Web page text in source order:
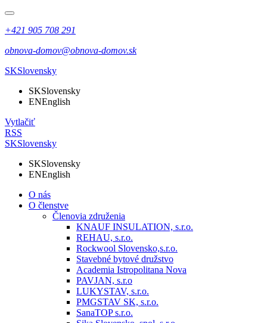
+421 905 708 291
obnova-domov@obnova-domov.sk
SKSlovensky
SKSlovensky
ENEnglish
Vytlačiť
RSS
SKSlovensky
SKSlovensky
ENEnglish
O nás
O členstve
Členovia združenia
KNAUF INSULATION, s.r.o.
REHAU, s.r.o.
Rockwool Slovensko,s.r.o.
Stavebné bytové družstvo
Academia Istropolitana Nova
PAVJAN, s.r.o
LUKYSTAV, s.r.o.
PMGSTAV SK, s.r.o.
SanaTOP s.r.o.